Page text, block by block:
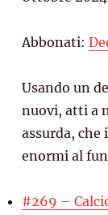
RSS FEED
Abbonati:
Usando un
nuovi, atti a
assurda,
enormi al
#269 –